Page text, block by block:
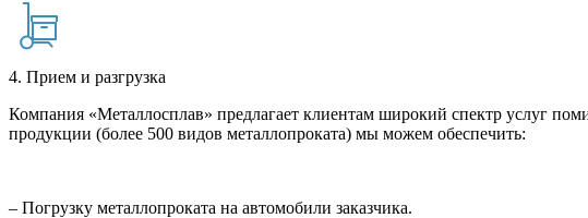
4. Прием и разгрузка
Компания «Металлосплав» предлагает клиентам широкий спектр услуг
продукции (более 500 видов металлопроката) мы можем обеспечить:
– Погрузку металлопроката на автомобили заказчика.